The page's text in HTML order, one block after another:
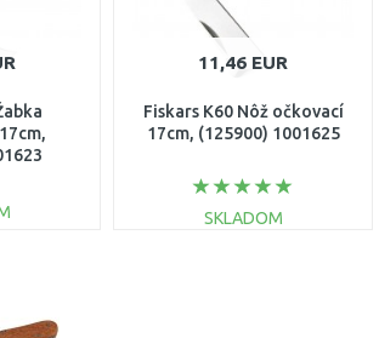
11,46 EUR
Fiskars K60 Nôž očkovací
17cm, (125900) 1001625
SKLADOM